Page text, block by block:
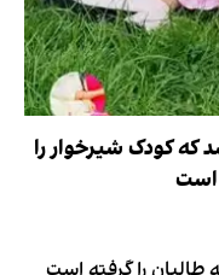
که کودک شیرخوار را
است